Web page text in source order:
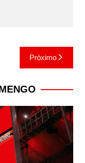
Próximo